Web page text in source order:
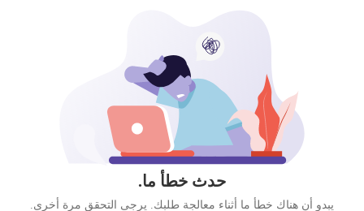
حدث خطأ ما.
يبدو أن هناك خطأ ما أثناء معالجة طلبك. يرجى التحقق مرة أخرى.